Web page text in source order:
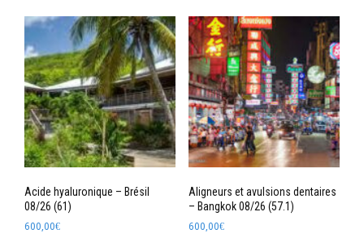
Acide hyaluronique – Brésil
08/26 (61)
600,00€
Aligneurs et avulsions dentaires
– Bangkok 08/26 (57.1)
600,00€